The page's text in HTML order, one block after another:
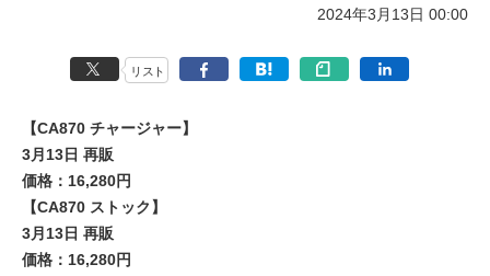
2024年3月13日 00:00
リスト
【CA870 チャージャー】
3月13日 再販
価格：16,280円
【CA870 ストック】
3月13日 再販
価格：16,280円